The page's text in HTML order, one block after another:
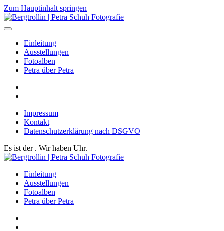
Zum Hauptinhalt springen
Einleitung
Ausstellungen
Fotoalben
Petra über Petra
Impressum
Kontakt
Datenschutzerklärung nach DSGVO
Es ist der . Wir haben Uhr.
Einleitung
Ausstellungen
Fotoalben
Petra über Petra